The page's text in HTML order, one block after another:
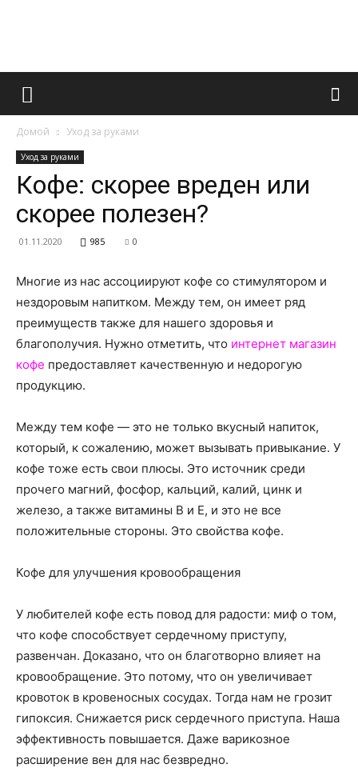
Французский
и
все
о
нем
Домой Уход за руками
Уход за руками
Кофе: скорее вреден или
скорее полезен?
01.11.2020 985 0
Многие из нас ассоциируют кофе со стимулятором и
нездоровым напитком. Между тем, он имеет ряд
преимуществ также для нашего здоровья и
благополучия. Нужно отметить, что интернет магазин
кофе предоставляет качественную и недорогую
продукцию.
Между тем кофе — это не только вкусный напиток,
который, к сожалению, может вызывать привыкание. У
кофе тоже есть свои плюсы. Это источник среди
прочего магний, фосфор, кальций, калий, цинк и
железо, а также витамины B и E, и это не все
положительные стороны. Это свойства кофе.
Кофе для улучшения кровообращения
У любителей кофе есть повод для радости: миф о том,
что кофе способствует сердечному приступу,
развенчан. Доказано, что он благотворно влияет на
кровообращение. Это потому, что он увеличивает
кровоток в кровеносных сосудах. Тогда нам не грозит
гипоксия. Снижается риск сердечного приступа. Наша
эффективность повышается. Даже варикозное
расширение вен для нас безвредно.